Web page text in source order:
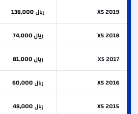
X5 2019 ريال 138,000
X5 2018 ريال 74,000
X5 2017 ريال 81,000
X5 2016 ريال 60,000
X5 2015 ريال 48,000